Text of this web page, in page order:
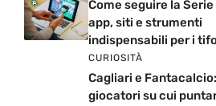
Come seguire la Serie
app, siti e strumenti
indispensabili per i
CURIOSITÀ
Cagliari e
giocatori su cui